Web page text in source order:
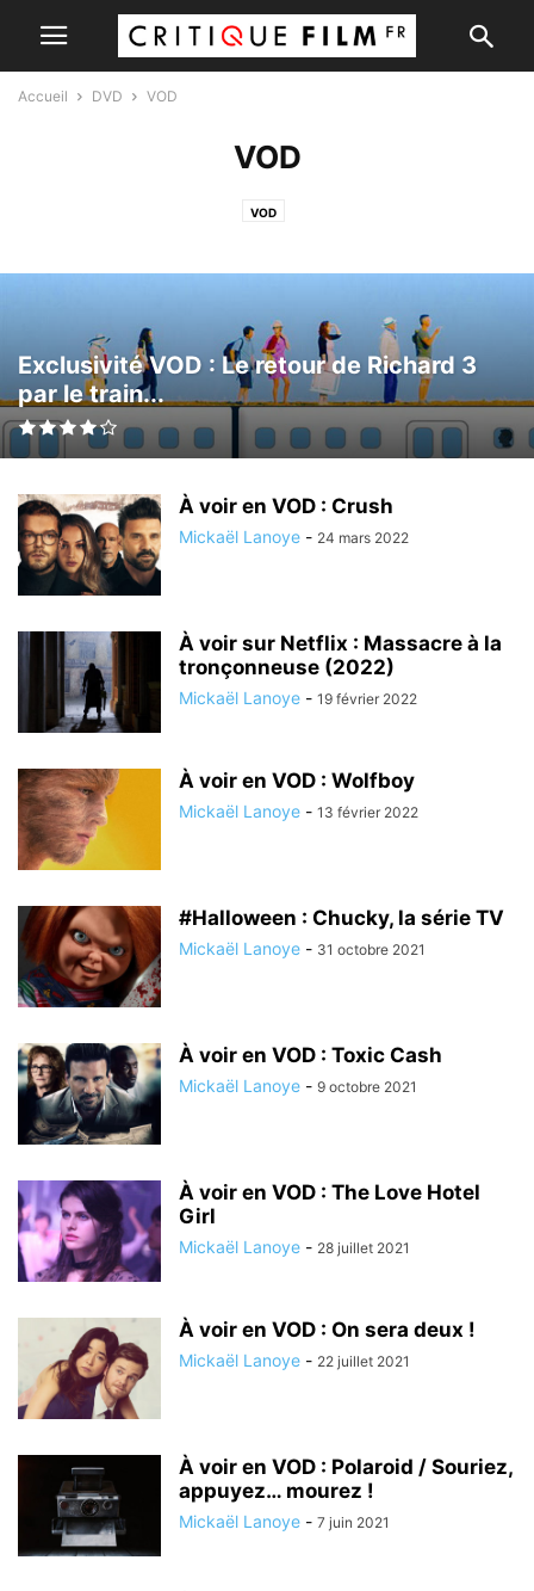
Accueil DVD VOD
VOD
VOD
Exclusivité VOD : Le retour de Richard 3
par le train...
À voir en VOD : Crush
Mickaël Lanoye - 24 mars 2022
À voir sur Netflix : Massacre à la
tronçonneuse (2022)
Mickaël Lanoye - 19 février 2022
À voir en VOD : Wolfboy
Mickaël Lanoye - 13 février 2022
#Halloween : Chucky, la série TV
Mickaël Lanoye - 31 octobre 2021
À voir en VOD : Toxic Cash
Mickaël Lanoye - 9 octobre 2021
À voir en VOD : The Love Hotel
Girl
Mickaël Lanoye - 28 juillet 2021
À voir en VOD : On sera deux !
Mickaël Lanoye - 22 juillet 2021
À voir en VOD : Polaroid / Souriez,
appuyez… mourez !
Mickaël Lanoye - 7 juin 2021